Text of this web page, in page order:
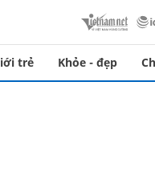
trẻ Khỏe - đẹp